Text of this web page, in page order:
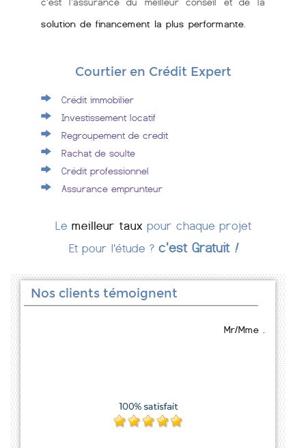
solution de financement la plus performante
Courtier en Crédit Expert
Crédit immobilier
Investissement locatif
Regroupement de credit
Rachat de soulte
Crédit professionnel
Assurance emprunteur
Le meilleur taux pour chaque projet
Et pour l'étude ? c'est Gratuit !
Nos clients témoignent
Mr/Mme .